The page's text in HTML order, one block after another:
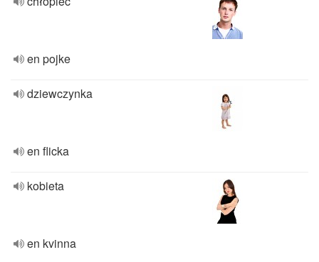
en pojke
dziewczynka
en flicka
kobieta
en kvinna